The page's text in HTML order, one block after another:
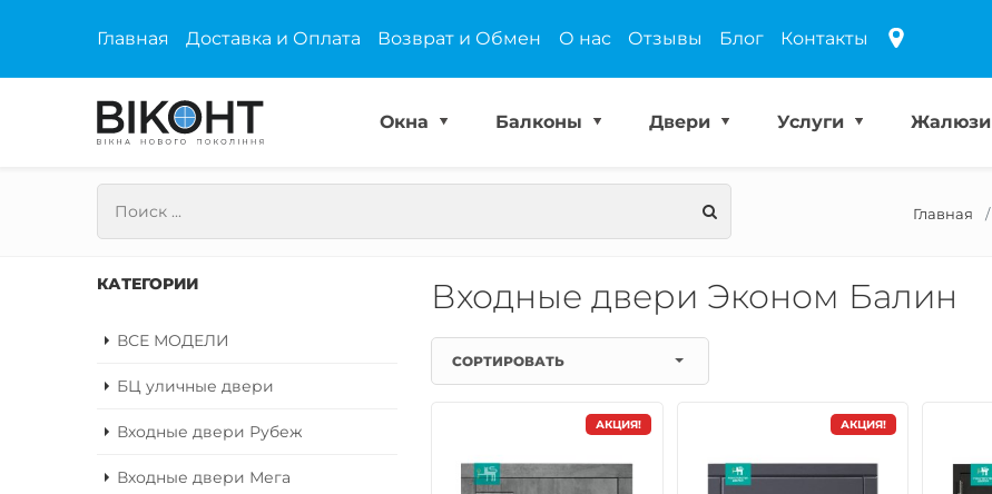
Главная Доставка и Оплата Возврат и Обмен О нас Отзывы Блог Контакты
Окна Балконы Двери Услуги Жалюзи
Главная
КАТЕГОРИИ
ВСЕ МОДЕЛИ
БЦ уличные двери
Входные двери Рубеж
Входные двери Мега
Входные двери Эконом Балин
СОРТИРОВАТЬ
АКЦИЯ! АКЦИЯ!